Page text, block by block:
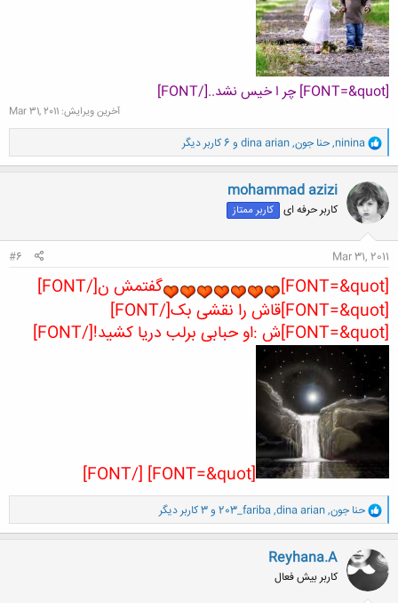
[FONT=&quot] چر ا خیس نشد..[/FONT]
آخرین ویرایش: Mar 31, 2011
و
ا
ک
ن
ش
ه
ا
ninina
,حنا جون,
dina arian و 6 کاربر دیگر
mohammad azizi
کاربر حرفه ای کاربر ممتاز
Mar 31, 2011
#6
[FONT=&quot]
گفتمش ن[/FONT]
[FONT=&quot]قاش را نقشی بک[/FONT]
[FONT=&quot]ش :او حبابی برلب دریا کشید![/FONT]
[FONT=&quot] [/FONT]
و
ا
ک
ش
ه
ا
حنا جون,
dina arian
,
203_fariba و 3 کاربر دیگر
Reyhana.A
کاربر بیش فعال